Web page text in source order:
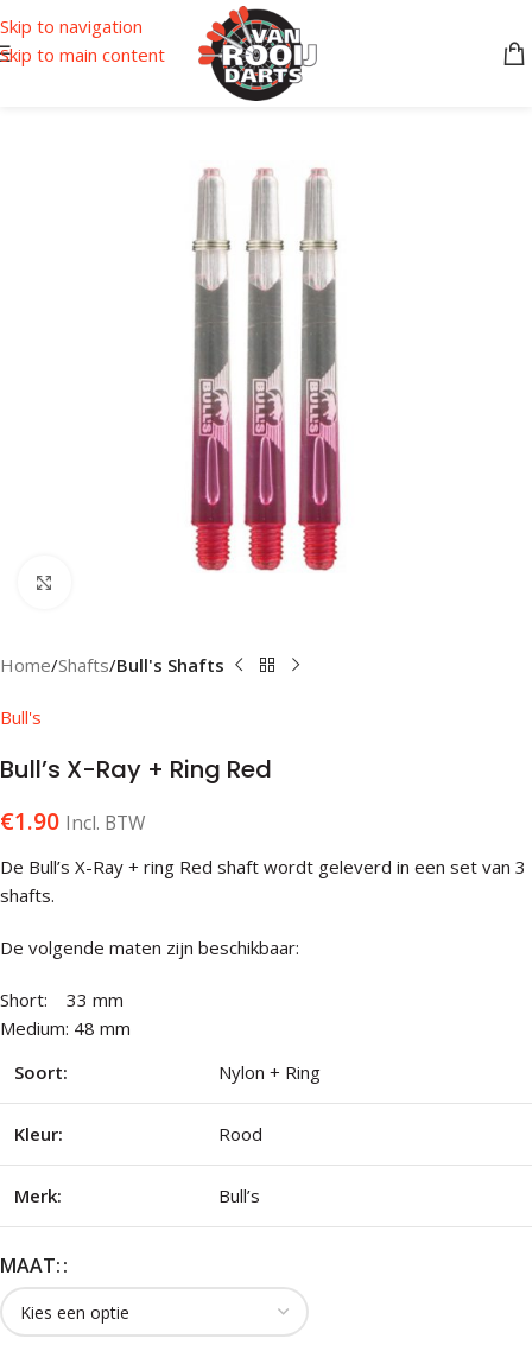
Skip to navigation
Skip to main content
Home Shafts Bull's Shafts
Bull's
Bull’s X-Ray + Ring Red
€1.90 Incl. BTW
De Bull’s X-Ray + ring Red shaft wordt geleverd in een set van 3
shafts.
De volgende maten zijn beschikbaar:
Short: 33 mm
Medium: 48 mm
Soort:
Nylon + Ring
Kleur: Rood
Merk: Bull’s
MAAT: